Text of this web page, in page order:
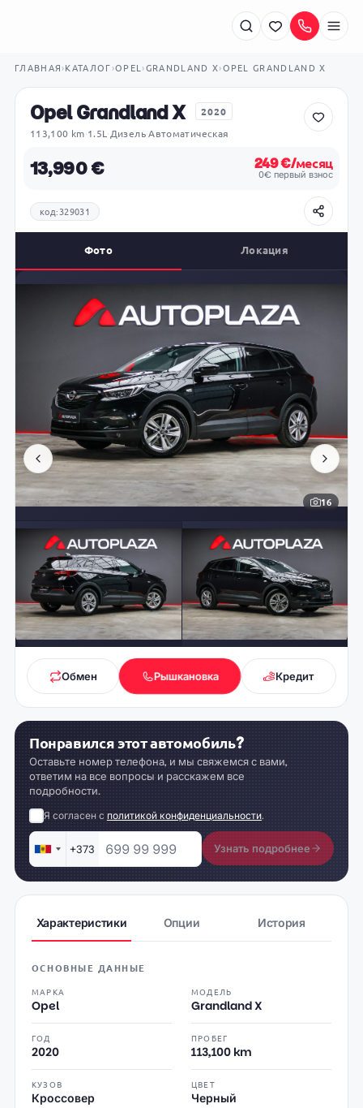
Рышкановка
Ботаника
Отправить сообщение
ГЛАВНАЯ›КАТАЛОГ›OPEL ›GRANDLAND X›OPEL GRANDLAND X
Фото Локация
16
Opel Grandland X 2020
код:329031
113,100 km·1.5L ·Дизель·Автоматическая
249 €/месяц
0€ первый взнос
13,990 €
Обмен Рышкановка Кредит
Понравился этот автомобиль?
Оставьте номер телефона, и мы свяжемся с вами,
ответим на все вопросы и расскажем все
подробности.
Moldova
+373
+373 Узнать подробнее
Я согласен с политикой конфиденциальности.
Характеристики Опции История
ОСНОВНЫЕ ДАННЫЕ
МАРКА
Opel
МОДЕЛЬ
Grandland X
ГОД
2020
ПРОБЕГ
113,100 km
КУЗОВ
Кроссовер
ЦВЕТ
Черный